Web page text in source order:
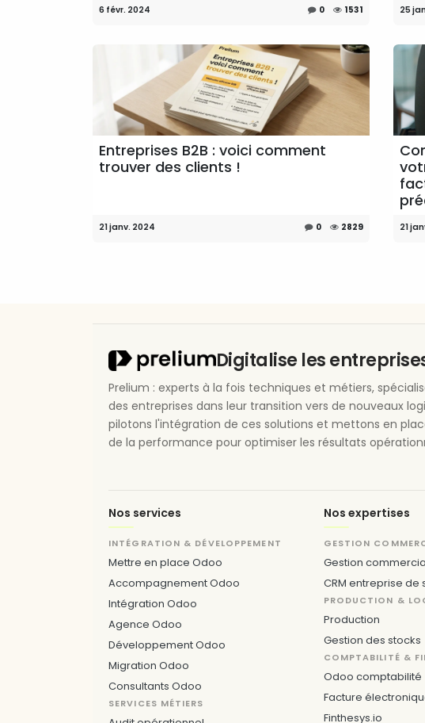
6 févr. 2024 0 1531 25
Entreprises B2B : voici comment
trouver des clients !
21 janv. 2024 0 2829 21
Digitalise les
Prelium : experts à la fois techniques et métiers,
des entreprises dans leur transition vers de nouveaux
pilotons l'intégration de ces solutions et mettons en
de la performance pour optimiser les résultats
Nos services
INTÉGRATION & DÉVELOPPEMENT
Mettre en place Odoo
Accompagnement Odoo
Intégration Odoo
Agence Odoo
Développement Odoo
Migration Odoo
Consultants Odoo
SERVICES MÉTIERS
Nos expertises
GESTION
Gestion
CRM entreprise de
PRODUCTION &
Production
Gestion des stocks
COMPTABILITÉ &
Odoo comptabilité
Facture
Finthesys.io